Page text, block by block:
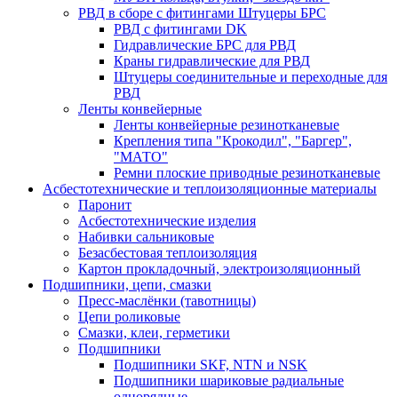
РВД в сборе с фитингами Штуцеры БРС
РВД с фитингами DK
Гидравлические БРС для РВД
Краны гидравлические для РВД
Штуцеры соединительные и переходные для
РВД
Ленты конвейерные
Ленты конвейерные резинотканевые
Крепления типа "Крокодил", "Баргер",
"МАТО"
Ремни плоские приводные резинотканевые
Асбестотехнические и теплоизоляционные материалы
Паронит
Асбестотехнические изделия
Набивки сальниковые
Безасбестовая теплоизоляция
Картон прокладочный, электроизоляционный
Подшипники, цепи, смазки
Пресс-маслёнки (тавотницы)
Цепи роликовые
Смазки, клеи, герметики
Подшипники
Подшипники SKF, NTN и NSK
Подшипники шариковые радиальные